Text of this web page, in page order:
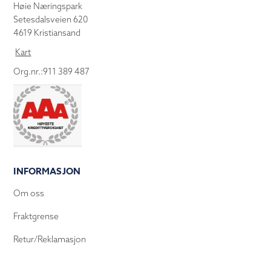
Høie Næringspark
Setesdalsveien 620
4619 Kristiansand
Kart
Org.nr.:911 389 487
INFORMASJON
Om oss
Fraktgrense
Retur/Reklamasjon